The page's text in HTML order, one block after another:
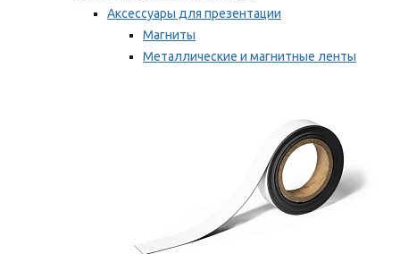
Аксессуары для презентации
Магниты
Металлические и магнитные ленты